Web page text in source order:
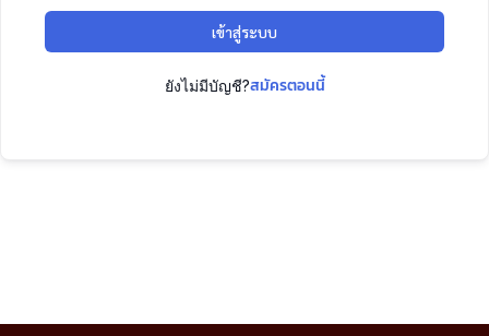
เข้าสู่ระบบ
ยังไม่มีบัญชี?สมัครตอนนี้